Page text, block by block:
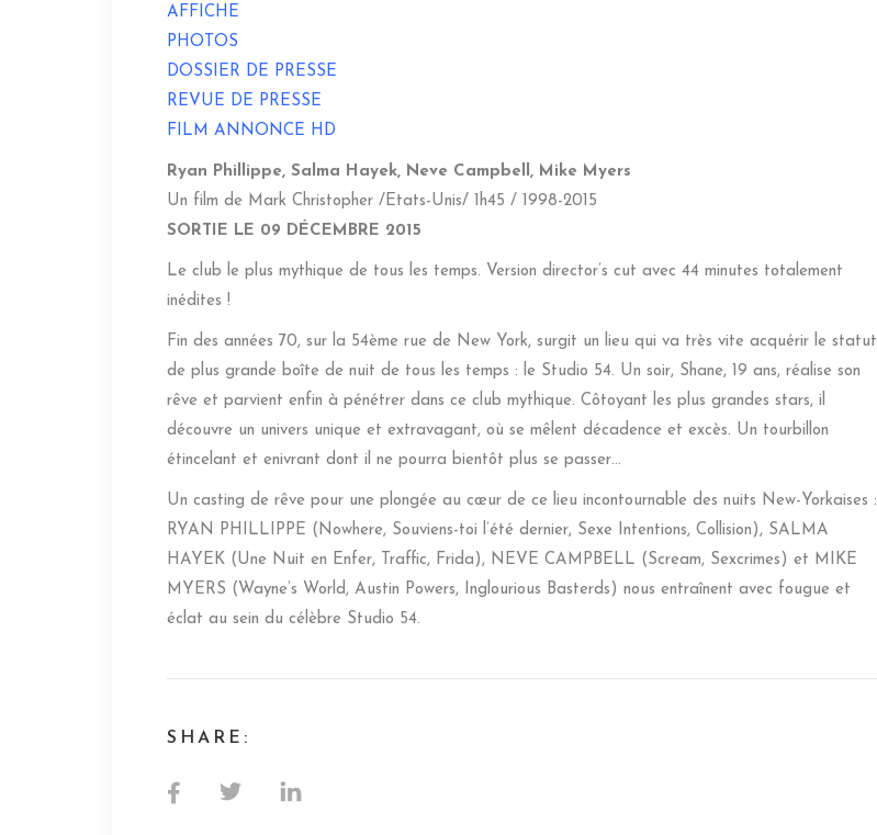
AFFICHE
PHOTOS
DOSSIER DE PRESSE
REVUE DE PRESSE
FILM ANNONCE HD
Ryan Phillippe, Salma Hayek, Neve Campbell, Mike Myers
Un film de Mark Christopher /Etats-Unis/ 1h45 / 1998-2015
SORTIE LE 09 DÉCEMBRE 2015
Le club le plus mythique de tous les temps. Version director’s cut avec 44 minutes totalement
inédites !
Fin des années 70, sur la 54ème rue de New York, surgit un lieu qui va très vite acquérir le statut
de plus grande boîte de nuit de tous les temps : le Studio 54. Un soir, Shane, 19 ans, réalise son
rêve et parvient enfin à pénétrer dans ce club mythique. Côtoyant les plus grandes stars, il
découvre un univers unique et extravagant, où se mêlent décadence et excès. Un tourbillon
étincelant et enivrant dont il ne pourra bientôt plus se passer…
Un casting de rêve pour une plongée au cœur de ce lieu incontournable des nuits New-Yorkaises :
RYAN PHILLIPPE (Nowhere, Souviens-toi l’été dernier, Sexe Intentions, Collision), SALMA
HAYEK (Une Nuit en Enfer, Traffic, Frida), NEVE CAMPBELL (Scream, Sexcrimes) et MIKE
MYERS (Wayne’s World, Austin Powers, Inglourious Basterds) nous entraînent avec fougue et
éclat au sein du célèbre Studio 54.
SHARE: